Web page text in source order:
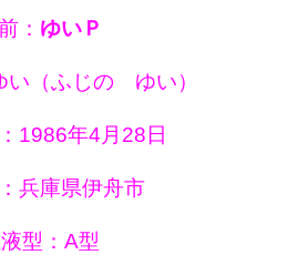
： ゆいＰ
い（ふじの ゆい）
1986年4月28日
兵庫県伊舟市
型：A型